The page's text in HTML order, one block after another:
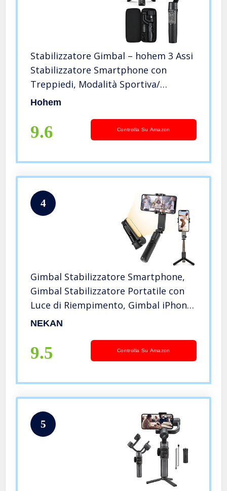
Stabilizzatore Gimbal – hohem 3 Assi
Stabilizzatore Smartphone con
Treppiedi, Modalità Sportiva/
600°Autorotazione, Caricamento
Smartphone, iPhone 14
/Samsung/Huawei
Hohem
9.6 Controlla Su Amazon
4
Gimbal Stabilizzatore Smartphone,
Gimbal Stabilizzatore Portatile con
Luce di Riempimento, Gimbal iPhone
con Telecomando, Gimbal Selfie Stick
con Android/IOS
NEKAN
9.5 Controlla Su Amazon
5